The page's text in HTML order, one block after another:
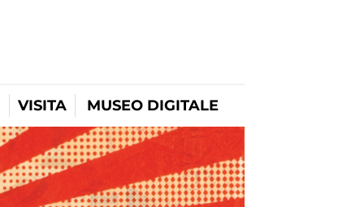
VISITA MUSEO DIGITALE